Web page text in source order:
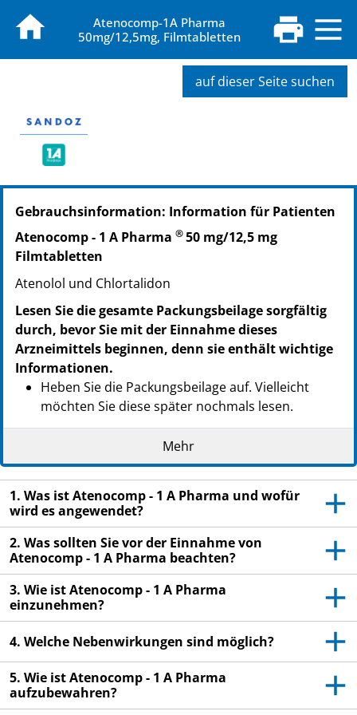
Atenocomp-1A Pharma
50mg/12,5mg, Filmtabletten
auf dieser Seite suchen
PZN: 14136826
PPN: 111413682684
NTIN: 04150141368265
PZN: 14136861
NTIN: 04150141368616
PZN: 14136878
PPN: 111413687859
NTIN: 04150141368784
Gebrauchsinformation: Information für Patienten
Atenocomp - 1 A Pharma ®50 mg/12,5 mg
Filmtabletten
Atenolol und Chlortalidon
Lesen Sie die gesamte Packungsbeilage sorgfältig
durch, bevor Sie mit der Einnahme dieses
Arzneimittels beginnen, denn sie enthält wichtige
Informationen.
Heben Sie die Packungsbeilage auf. Vielleicht
möchten Sie diese später nochmals lesen.
Wenn Sie weitere Fragen haben, wenden Sie sich
an Ihren Arzt oder Apotheker.
Dieses Arzneimittel wurde Ihnen persönlich
verschrieben. Geben Sie es nicht an Dritte weiter.
Es kann anderen Menschen schaden, auch wenn
diese die gleichen Beschwerden haben wie Sie.
Wenn Sie Nebenwirkungen bemerken, wenden Sie
sich an Ihren Arzt oder Apotheker. Dies gilt auch
für Nebenwirkungen, die nicht in dieser
Packungsbeilage angegeben sind. Siehe Abschnitt
4.
Mehr
1. Was ist Atenocomp - 1 A Pharma und wofür
wird es angewendet?
2. Was sollten Sie vor der Einnahme von
Atenocomp - 1 A Pharma beachten?
3. Wie ist Atenocomp - 1 A Pharma
einzunehmen?
4. Welche Nebenwirkungen sind möglich?
5. Wie ist Atenocomp - 1 A Pharma
aufzubewahren?